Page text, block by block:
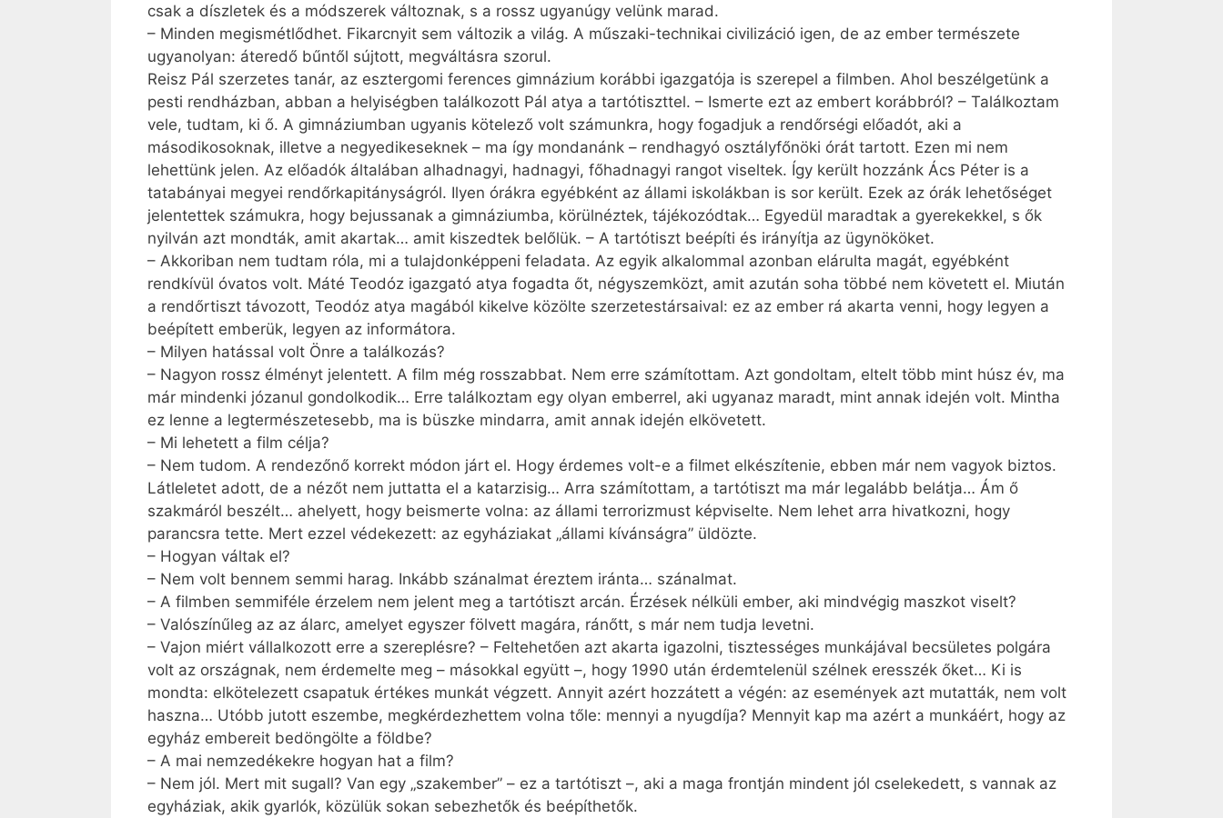
csak a díszletek és a módszerek változnak, s a rossz ugyanúgy velünk marad.
– Minden megismétlődhet. Fikarcnyit sem változik a világ. A műszaki-technikai civilizáció igen, de az ember természete
ugyanolyan: áteredő bűntől sújtott, megváltásra szorul.
Reisz Pál szerzetes tanár, az esztergomi ferences gimnázium korábbi igazgatója is szerepel a filmben. Ahol beszélgetünk a
pesti rendházban, abban a helyiségben találkozott Pál atya a tartótiszttel. – Ismerte ezt az embert korábbról? – Találkoztam
vele, tudtam, ki ő. A gimnáziumban ugyanis kötelező volt számunkra, hogy fogadjuk a rendőrségi előadót, aki a
másodikosoknak, illetve a negyedikeseknek – ma így mondanánk – rendhagyó osztályfőnöki órát tartott. Ezen mi nem
lehettünk jelen. Az előadók általában alhadnagyi, hadnagyi, főhadnagyi rangot viseltek. Így került hozzánk Ács Péter is a
tatabányai megyei rendőrkapitányságról. Ilyen órákra egyébként az állami iskolákban is sor került. Ezek az órák lehetőséget
jelentettek számukra, hogy bejussanak a gimnáziumba, körülnéztek, tájékozódtak… Egyedül maradtak a gyerekekkel, s ők
nyilván azt mondták, amit akartak… amit kiszedtek belőlük. – A tartótiszt beépíti és irányítja az ügynököket.
– Akkoriban nem tudtam róla, mi a tulajdonképpeni feladata. Az egyik alkalommal azonban elárulta magát, egyébként
rendkívül óvatos volt. Máté Teodóz igazgató atya fogadta őt, négyszemközt, amit azután soha többé nem követett el. Miután
a rendőrtiszt távozott, Teodóz atya magából kikelve közölte szerzetestársaival: ez az ember rá akarta venni, hogy legyen a
beépített emberük, legyen az informátora.
– Milyen hatással volt Önre a találkozás?
– Nagyon rossz élményt jelentett. A film még rosszabbat. Nem erre számítottam. Azt gondoltam, eltelt több mint húsz év, ma
már mindenki józanul gondolkodik… Erre találkoztam egy olyan emberrel, aki ugyanaz maradt, mint annak idején volt. Mintha
ez lenne a legtermészetesebb, ma is büszke mindarra, amit annak idején elkövetett.
– Mi lehetett a film célja?
– Nem tudom. A rendezőnő korrekt módon járt el. Hogy érdemes volt-e a filmet elkészítenie, ebben már nem vagyok biztos.
Látleletet adott, de a nézőt nem juttatta el a katarzisig… Arra számítottam, a tartótiszt ma már legalább belátja… Ám ő
szakmáról beszélt… ahelyett, hogy beismerte volna: az állami terrorizmust képviselte. Nem lehet arra hivatkozni, hogy
parancsra tette. Mert ezzel védekezett: az egyháziakat „állami kívánságra” üldözte.
– Hogyan váltak el?
– Nem volt bennem semmi harag. Inkább szánalmat éreztem iránta… szánalmat.
– A filmben semmiféle érzelem nem jelent meg a tartótiszt arcán. Érzések nélküli ember, aki mindvégig maszkot viselt?
– Valószínűleg az az álarc, amelyet egyszer fölvett magára, ránőtt, s már nem tudja levetni.
– Vajon miért vállalkozott erre a szereplésre? – Feltehetően azt akarta igazolni, tisztességes munkájával becsületes polgára
volt az országnak, nem érdemelte meg – másokkal együtt –, hogy 1990 után érdemtelenül szélnek eresszék őket… Ki is
mondta: elkötelezett csapatuk értékes munkát végzett. Annyit azért hozzátett a végén: az események azt mutatták, nem volt
haszna… Utóbb jutott eszembe, megkérdezhettem volna tőle: mennyi a nyugdíja? Mennyit kap ma azért a munkáért, hogy az
egyház embereit bedöngölte a földbe?
– A mai nemzedékekre hogyan hat a film?
– Nem jól. Mert mit sugall? Van egy „szakember” – ez a tartótiszt –, aki a maga frontján mindent jól cselekedett, s vannak az
egyháziak, akik gyarlók, közülük sokan sebezhetők és beépíthetők.